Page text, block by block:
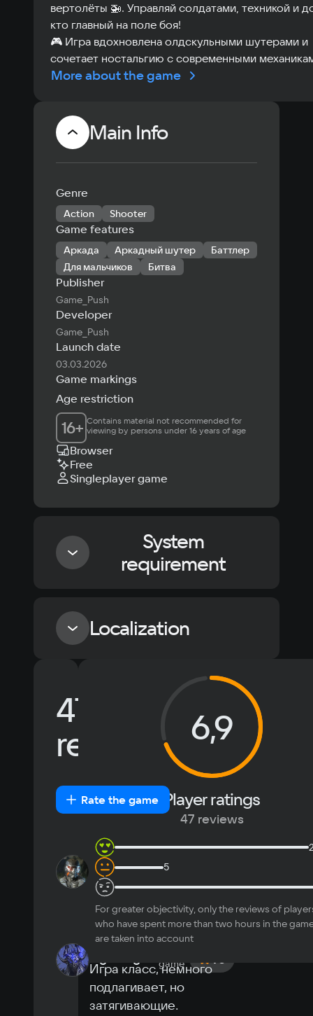
вертолёты 🚁. Управляй солдатами, техникой и
кто главный на поле боя!
🎮 Игра вдохновлена олдскульными шутерами и
сочетает ностальгию с современными
More about the game
Main Info
Genre
Action Shooter
Game features
Аркада Аркадный шутер
Баттлер
Для мальчиков
Битва
Publisher
Game_Push
Developer
Game_Push
Launch date
03.03.2026
Game markings
Age restriction
16+ Contains material not recommended for
viewing by persons under 16 years of age
Browser
Free
Singleplayer game
System
requirement
Minimum
Windows 11
Localization
Korean
Japanese
Language
Spanish
French
German
Turkish
47
reviews
Most
helpfulNewPositiveNeutralNegative
Rate the game
id1029853296
игра хорошая но
проблемы с курсором
все же есть
August 3 2026 0
game
10
Игра класс, немного
подлагивает, но
затягивающие.
6,9
Player ratings
47 reviews
5
For greater objectivity, only the reviews of
who have spent more than two hours in the
are taken into account